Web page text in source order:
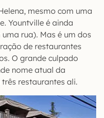
mesmo com uma
Yountville é ainda
rua). Mas é um dos
de restaurantes
O grande culpado
nome atual da
restaurantes ali.